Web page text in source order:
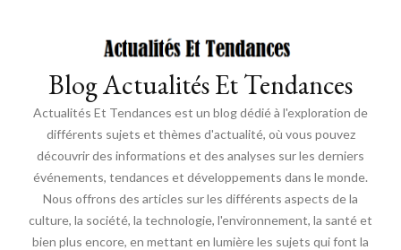
Blog Actualités Et Tendances
Actualités Et Tendances est un blog dédié à l'exploration de
différents sujets et thèmes d'actualité, où vous pouvez
découvrir des informations et des analyses sur les derniers
événements, tendances et développements dans le monde.
Nous offrons des articles sur les différents aspects de la
culture, la société, la technologie, l'environnement, la santé et
bien plus encore, en mettant en lumière les sujets qui font la